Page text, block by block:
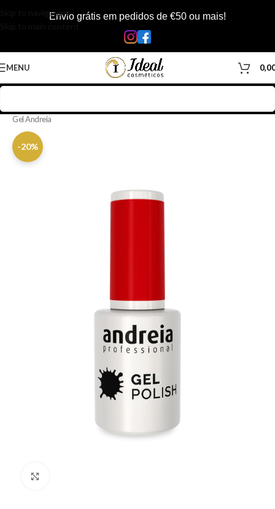
Skip to navigationEnvio grátis em pedidos de €50 ou mais!
MENU
Gel Andreia
-20%